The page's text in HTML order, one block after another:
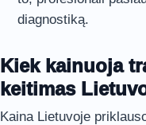
diagnostiką.
Kiek kainuoja
keitimas
Kaina Lietuvoje